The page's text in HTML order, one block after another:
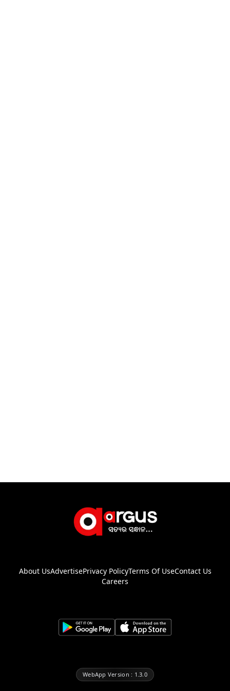
About UsAdvertisePrivacy PolicyTerms Of UseContact Us
Careers
WebApp Version : 1.3.0